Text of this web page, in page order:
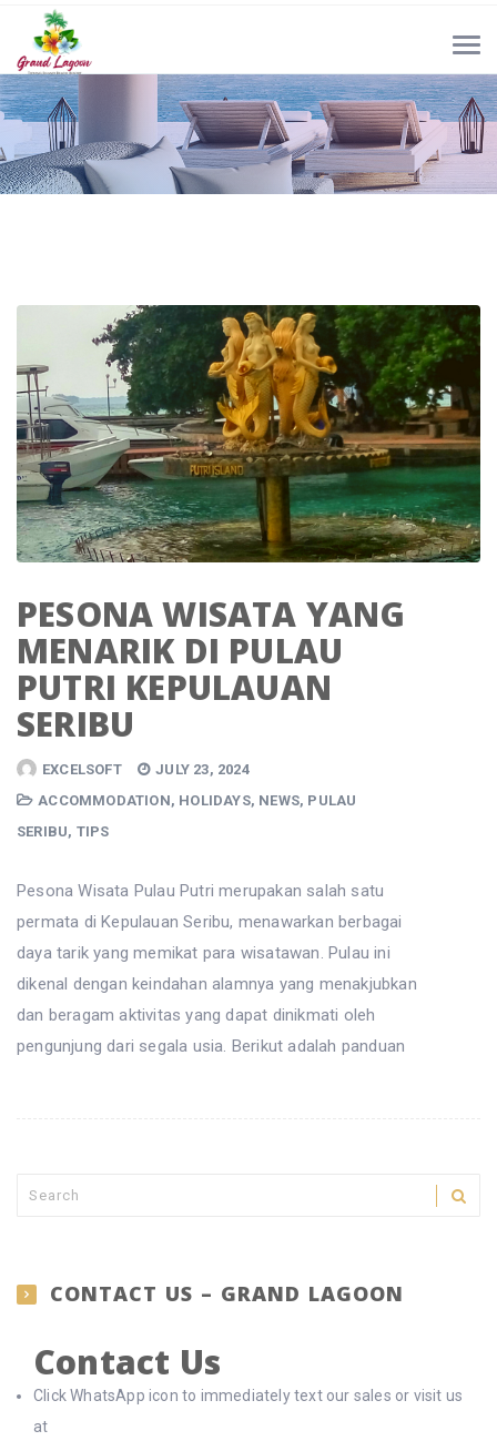
PESONA WISATA YANG
MENARIK DI PULAU
PUTRI KEPULAUAN
SERIBU
EXCELSOFT
JULY 23, 2024
ACCOMMODATION, HOLIDAYS, NEWS, PULAU
SERIBU, TIPS
Pesona Wisata Pulau Putri merupakan salah satu
permata di Kepulauan Seribu, menawarkan berbagai
daya tarik yang memikat para wisatawan. Pulau ini
dikenal dengan keindahan alamnya yang menakjubkan
dan beragam aktivitas yang dapat dinikmati oleh
pengunjung dari segala usia. Berikut adalah panduan
CONTACT US – GRAND LAGOON
Contact Us
Click WhatsApp icon to immediately text our sales or visit us
at